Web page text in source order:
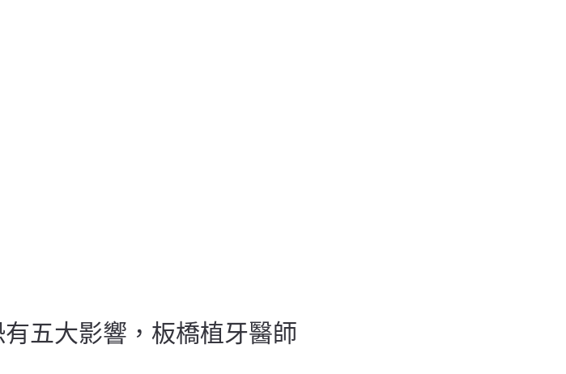
五大影響，板橋植牙醫師